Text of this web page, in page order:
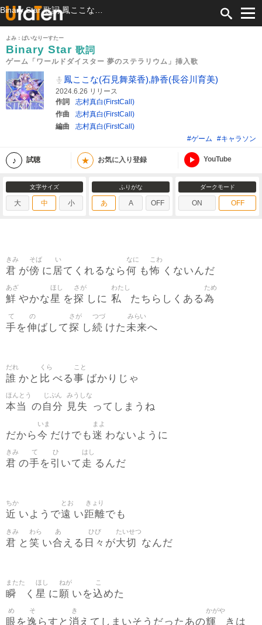
よみ：ばいなりーすたー
Binary Star 歌詞
ゲーム「ワールドダイスター 夢のステラリウム」挿入歌
鳳ここな(石見舞菜香),静香(長谷川育美)
2024.6.26 リリース
作詞
志村真白(FirstCall)
作曲
志村真白(FirstCall)
編曲
志村真白(FirstCall)
#ゲーム
#キャラソン
試聴 ★ お気に入り登録 YouTube
文字サイズ
大 中 小
ふりがな
あ A OFF
ダークモード
ON OFF
君
きみ
が傍
そば
に 居
い
てくれるなら何
なに
も怖
こわ
くないんだ
鮮
あざ
やかな星
ほし
を探
さが
しに 私
わたし
たちらしくある為
ため
手
て
を伸
の
ばして探
さが
し続
つづ
けた 未来
みらい
へ
誰
だれ
かと 比
くら
べる事
こと
ばかりじゃ
本当
ほんとう
の自分
じぶん
見失
みうしな
ってしまうね
だから今
いま
だけでも迷
まよ
わないように
君
きみ
の手
て
を引
ひ
いて 走
はし
るんだ
近
ちか
いようで遠
とお
い距離
きょり
でも
君
きみ
と 笑
わら
い合
あ
える 日々
ひび
が大切
たいせつ
なんだ
瞬
またた
く 星
ほし
に願
ねが
いを込
こ
めた
眼
め
を逸
そ
らすと 消
き
えてしまいそうだったあの輝
かがや
きは